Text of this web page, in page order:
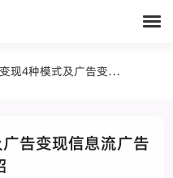
APP商业变现4种模式及广告变现信息流广告介绍
告变现信息流广告